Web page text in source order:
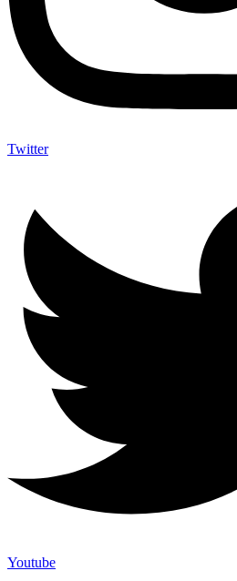
Twitter
Youtube